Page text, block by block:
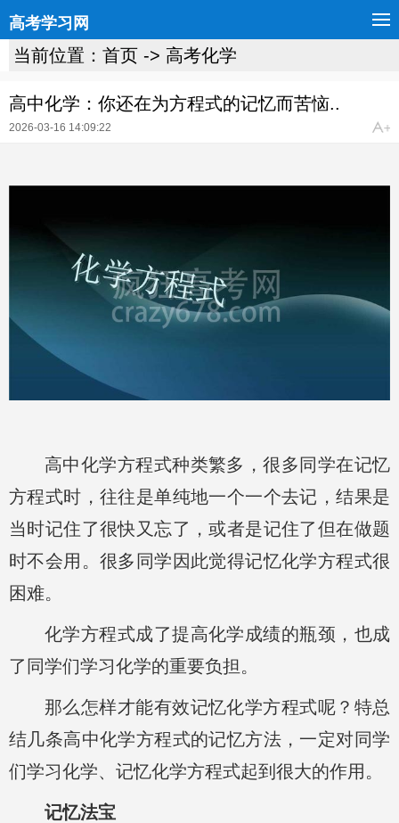
高考学习网
当前位置： 首页 -> 高考化学
高中化学：你还在为方程式的记忆而苦恼..
2026-03-16 14:09:22
高中化学方程式种类繁多，很多同学在记忆
方程式时，往往是单纯地一个一个去记，结果是
当时记住了很快又忘了，或者是记住了但在做题
时不会用。很多同学因此觉得记忆化学方程式很
困难。
化学方程式成了提高化学成绩的瓶颈，也成
了同学们学习化学的重要负担。
那么怎样才能有效记忆化学方程式呢？特总
结几条高中化学方程式的记忆方法，一定对同学
们学习化学、记忆化学方程式起到很大的作用。
记忆法宝